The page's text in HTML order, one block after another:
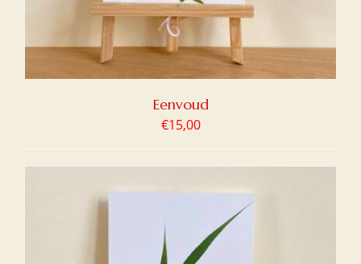
Eenvoud
€15,00